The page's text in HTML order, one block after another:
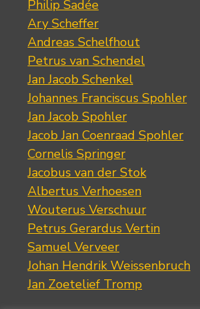
Philip Sadée
Ary Scheffer
Andreas Schelfhout
Petrus van Schendel
Jan Jacob Schenkel
Johannes Franciscus Spohler
Jan Jacob Spohler
Jacob Jan Coenraad Spohler
Cornelis Springer
Jacobus van der Stok
Albertus Verhoesen
Wouterus Verschuur
Petrus Gerardus Vertin
Samuel Verveer
Johan Hendrik Weissenbruch
Jan Zoetelief Tromp